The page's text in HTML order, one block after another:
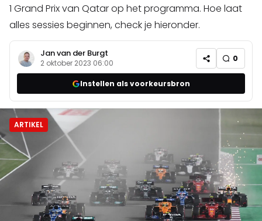
1 Grand Prix van Qatar op het programma. Hoe laat
alles sessies beginnen, check je hieronder.
Jan van der Burgt
2 oktober 2023 06:00 0
Instellen als voorkeursbron
ARTIKEL